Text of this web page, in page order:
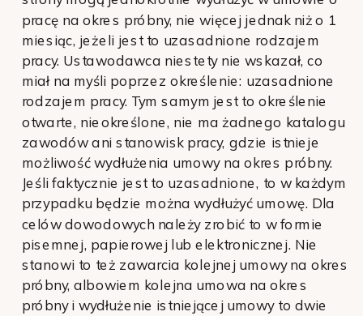
pracę na okres próbny, nie więcej jednak niż o 1
miesiąc, jeżeli jest to uzasadnione rodzajem
pracy. Ustawodawca niestety nie wskazał, co
miał na myśli poprzez określenie: uzasadnione
rodzajem pracy. Tym samym jest to określenie
otwarte, nieokreślone, nie ma żadnego katalogu
zawodów ani stanowisk pracy, gdzie istnieje
możliwość wydłużenia umowy na okres próbny.
Jeśli faktycznie jest to uzasadnione, to w każdym
przypadku będzie można wydłużyć umowę. Dla
celów dowodowych należy zrobić to w formie
pisemnej, papierowej lub elektronicznej. Nie
stanowi to też zawarcia kolejnej umowy na okres
próbny, albowiem kolejna umowa na okres
próbny i wydłużenie istniejącej umowy to dwie